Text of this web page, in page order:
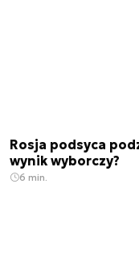
Rosja podsyca
wynik wyborczy?
6 min.